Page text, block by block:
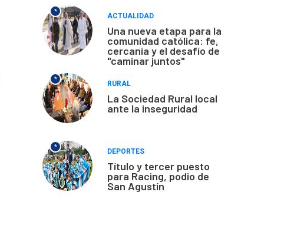
*
ACTUALIDAD
Una nueva etapa para la
comunidad católica: fe,
cercanía y el desafío de
"caminar juntos"
*
RURAL
La Sociedad Rural local
ante la inseguridad
*
DEPORTES
Título y tercer puesto
para Racing, podio de
San Agustín